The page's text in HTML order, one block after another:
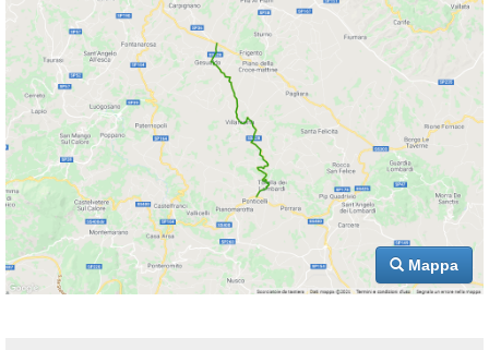
Mappa